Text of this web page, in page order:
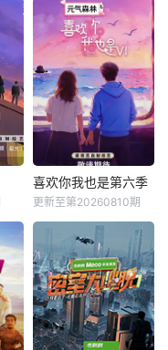
喜欢你我也是第六季
更新至第20260810期